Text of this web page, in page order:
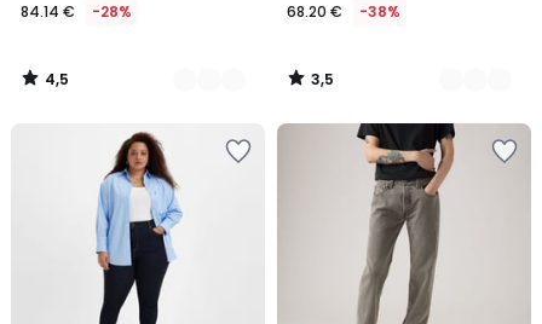
84.14 € -28%
4,5
/
68.20 € -38%
3,5
/